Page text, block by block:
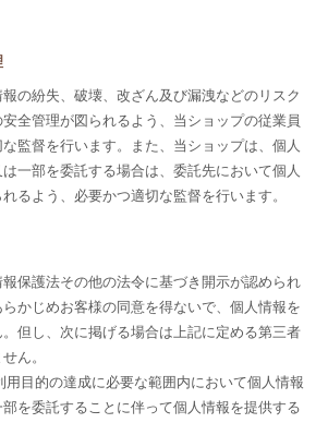
の紛失、破壊、改ざん及び漏洩などのリスク
全管理が図られるよう、当ショップの従業員
監督を行います。また、当ショップは、個人
一部を委託する場合は、委託先において個人
るよう、必要かつ適切な監督を行います。
保護法その他の法令に基づき開示が認められ
かじめお客様の同意を得ないで、個人情報を
但し、次に掲げる場合は上記に定める第三者
ん。
用目的の達成に必要な範囲内において個人情報
を委託することに伴って個人情報を提供する